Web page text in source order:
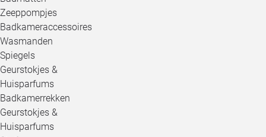
Zeeppompjes
Badkameraccessoires
Wasmanden
Spiegels
Geurstokjes &
Huisparfums
Badkamerrekken
Geurstokjes &
Huisparfums